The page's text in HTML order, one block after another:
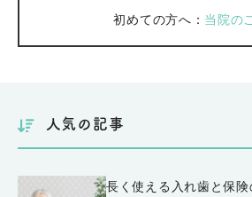
初めての方へ： 当院の
人気の記事
長く使える入れ歯と保